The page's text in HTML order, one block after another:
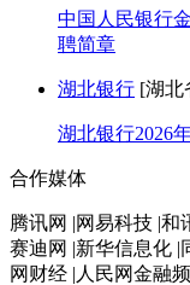
中国人民银行
聘简章
湖北银行 [湖北
湖北银行2026
合作媒体
腾讯网 |网易科技 |和
赛迪网 |新华信息化 |
网财经 |人民网金融